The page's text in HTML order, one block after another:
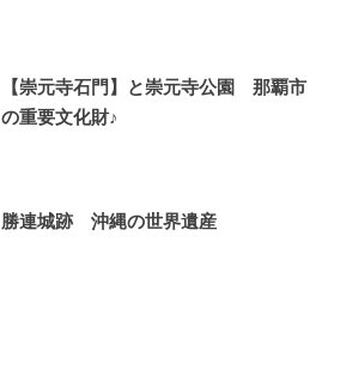
【崇元寺石門】と崇元寺公園 那覇市
の重要文化財♪
勝連城跡 沖縄の世界遺産